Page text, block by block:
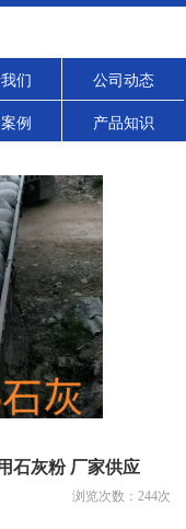
们 公司动态
例 产品知识
石灰粉 厂家供应
浏览次数： 244次